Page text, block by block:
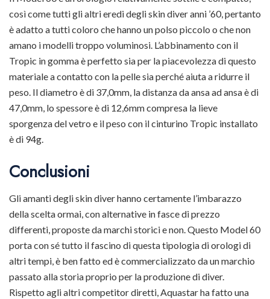
così come tutti gli altri eredi degli skin diver anni ’60, pertanto
è adatto a tutti coloro che hanno un polso piccolo o che non
amano i modelli troppo voluminosi. L’abbinamento con il
Tropic in gomma è perfetto sia per la piacevolezza di questo
materiale a contatto con la pelle sia perché aiuta a ridurre il
peso. Il diametro è di 37,0mm, la distanza da ansa ad ansa è di
47,0mm, lo spessore è di 12,6mm compresa la lieve
sporgenza del vetro e il peso con il cinturino Tropic installato
è di 94g.
Conclusioni
Gli amanti degli skin diver hanno certamente l’imbarazzo
della scelta ormai, con alternative in fasce di prezzo
differenti, proposte da marchi storici e non. Questo Model 60
porta con sé tutto il fascino di questa tipologia di orologi di
altri tempi, è ben fatto ed è commercializzato da un marchio
passato alla storia proprio per la produzione di diver.
Rispetto agli altri competitor diretti, Aquastar ha fatto una